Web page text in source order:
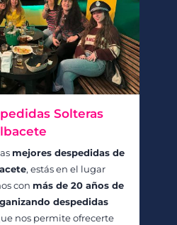
Solteras
mejores despedidas de
, estás en el lugar
con más de 20 años de
despedidas
nos permite ofrecerte